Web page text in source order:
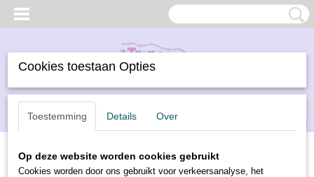
Inloggen Registreren
(0)
Home>Borduren>DMC borduurwol>DMC borduurwol 7307
Cookies toestaan Opties
Toestemming Details Over
Op deze website worden cookies gebruikt
Cookies worden door ons gebruikt voor verkeersanalyse, het